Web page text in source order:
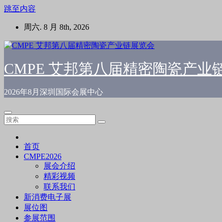
跳至内容
周六. 8 月 8th, 2026
CMPE 艾邦第八届精密陶瓷产业
2026年8月深圳国际会展中心
首页
CMPE2026
展会介绍
精彩视频
联系我们
新消费电子展
展位图
参展范围